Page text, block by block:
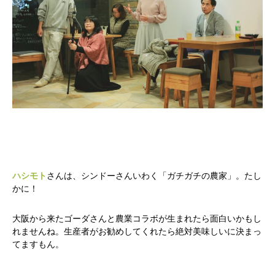
会社概要
お問い合わせ
Instagram 最新のイベント情報を発信中
かかみがはら暮らし委員会とは？ メンバー図鑑 活動内容 寄り合
ハシモト さんは、シンドーさんいわく「ガチガチの農家」。たし
かに！
大阪から来たゴーダさんと農業コラボが生まれたら面白いかもし
れませんね。生産者がお勧めしてくれたら絶対美味しいに決まっ
てますもん。